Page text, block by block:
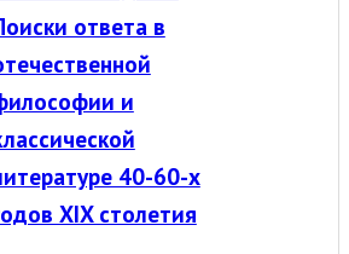
ответа в
и
40-60-х
XIX столетия